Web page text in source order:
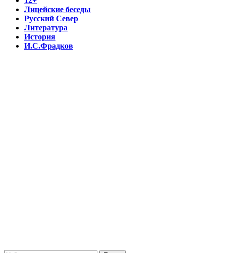
Лицейские беседы
Русский Север
Литература
История
И.С.Фрадков